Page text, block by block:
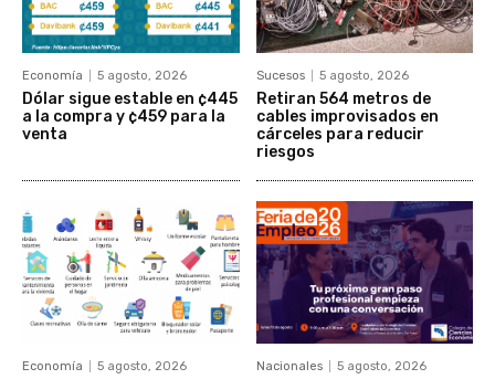
Economía 5 agosto, 2026
Dólar sigue estable en ¢445
a la compra y ¢459 para la
venta
Sucesos 5 agosto, 2026
Retiran 564 metros de
cables improvisados en
cárceles para reducir
riesgos
Economía 5 agosto, 2026 Nacionales 5 agosto, 2026